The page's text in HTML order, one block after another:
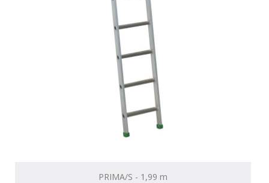
PRIMA/S - 1,99 m